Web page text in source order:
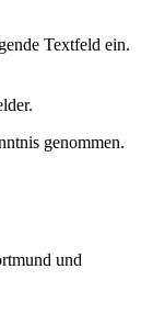
Textfeld ein.
genommen.
und